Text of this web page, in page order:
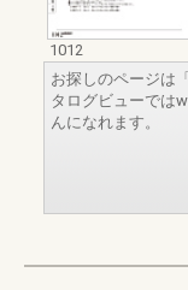
1012
お探しのページは
タログビューでは
んになれます。